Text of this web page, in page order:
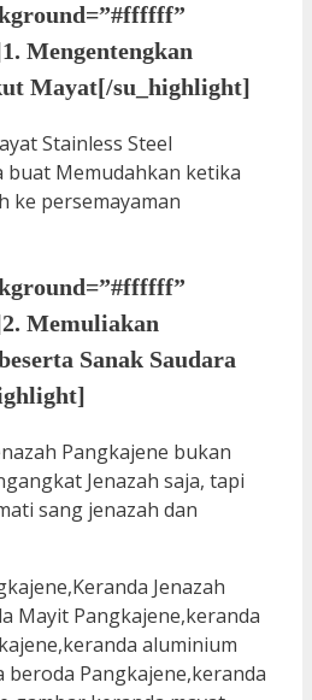
Mengentengkan
Mayat[/su_highlight]
Stainless Steel
buat Memudahkan ketika
ke persemayaman
Memuliakan
Sanak Saudara
Pangkajene bukan
Jenazah saja, tapi
sang jenazah dan